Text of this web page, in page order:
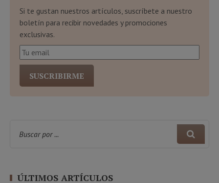
Si te gustan nuestros artículos, suscríbete a nuestro
boletín para recibir novedades y promociones
exclusivas.
ÚLTIMOS ARTÍCULOS